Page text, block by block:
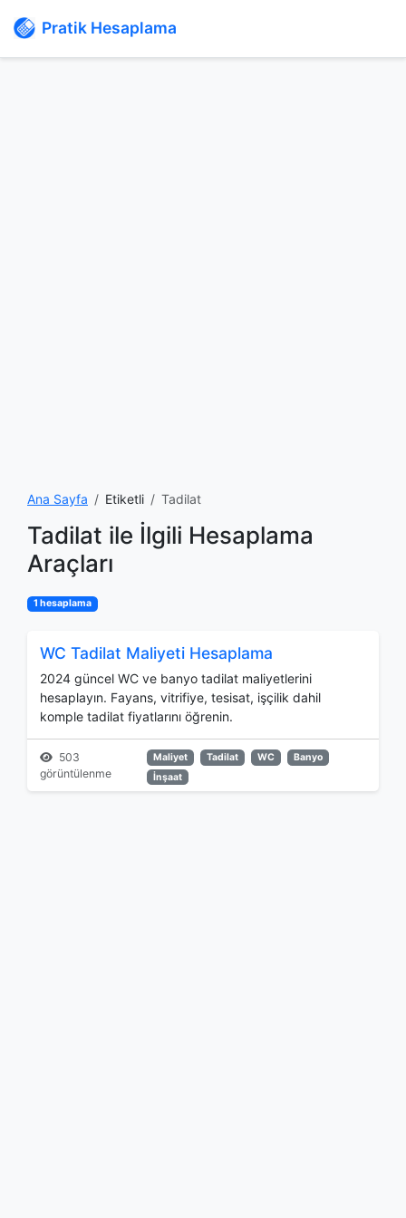
Pratik Hesaplama
Ana Sayfa Etiketli Tadilat
Tadilat ile İlgili Hesaplama
Araçları
1 hesaplama
WC Tadilat Maliyeti Hesaplama
2024 güncel WC ve banyo tadilat maliyetlerini
hesaplayın. Fayans, vitrifiye, tesisat, işçilik dahil
komple tadilat fiyatlarını öğrenin.
503
görüntülenme
Maliyet Tadilat WC
Banyo
İnşaat